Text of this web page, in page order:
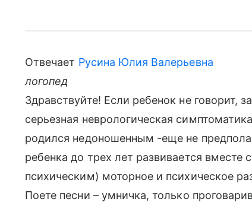
Отвечает Русина Юлия Валерьевна
логопед
Здравствуйте! Если ребенок не говорит,
серьезная неврологическая
родился недоношенным -еще не
ребенка до трех лет развивается
психическим) моторное и психическое
Поете песни – умничка, только